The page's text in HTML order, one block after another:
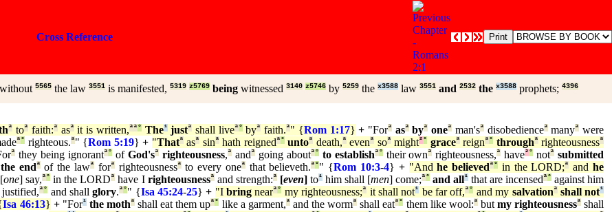
Cross Reference
without 5565 the law 3551 is manifested, 5319 z5769 being witnessed 3140 z5746 by 5259 the x3588 law 3551 and 2532 the x3588 prophets; 4396
ª toª faith:ª asª it is written,ªª° The¹justª shall liveª°byª faith.ª" {Rom 1:17} + "Forª asªbyª oneª man'sªdisobedienceªmanyª were
ª° righteous.ª" {Rom 5:19} + "Thatª asª sinª hath reignedª° untoª death,ª evenª soª might²° graceª reignª° throughª righteousnessª
ª they being ignorantª° of God'sªrighteousness,ªandªgoing aboutª° to establishª°their ownª righteousness,ª have²° notª submitted
the endªof the lawªforªrighteousnessªto every oneªthat believeth.ª°" {Rom 10:3-4} + "Andhe believedª° in the LORD;ª and he
one] say,ª° in the LORDª have I righteousnessªand strength:ª [even]to¹him shall [men] come;ª° and all¹that are incensedª°against him
justified,ª° and shallglory.ª°" {Isa 45:24-25} + "Ibring nearª° my righteousness;ª it shall not¹ be far off,ª° and my salvationª shall not¹
Isa 46:13} + "For¹ the mothª shall eat them upª° like a garment,ªand the wormª shall eatª° them like wool:ªbut my righteousnessª shall